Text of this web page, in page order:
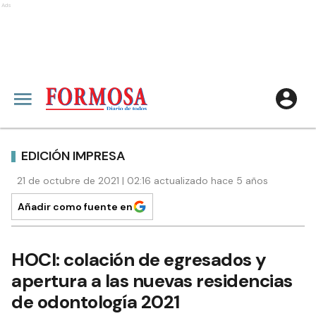
Ads
EDICIÓN IMPRESA
21 de octubre de 2021 | 02:16 actualizado hace 5 años
Añadir como fuente en
HOCI: colación de egresados y
apertura a las nuevas residencias
de odontología 2021